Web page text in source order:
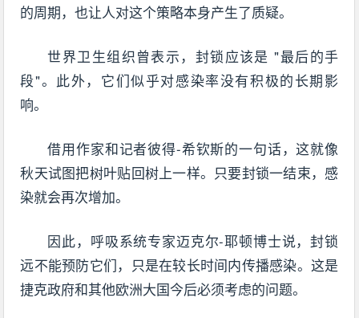
的周期，也让人对这个策略本身产生了质疑。
世界卫生组织曾表示，封锁应该是 "最后的手
段"。此外，它们似乎对感染率没有积极的长期影
响。
借用作家和记者彼得-希钦斯的一句话，这就像
秋天试图把树叶贴回树上一样。只要封锁一结束，感
染就会再次增加。
因此，呼吸系统专家迈克尔-耶顿博士说，封锁
远不能预防它们，只是在较长时间内传播感染。这是
捷克政府和其他欧洲大国今后必须考虑的问题。